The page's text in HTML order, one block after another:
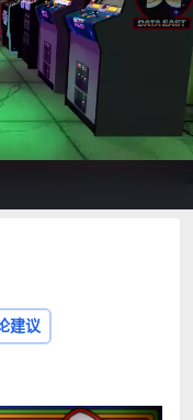
建议